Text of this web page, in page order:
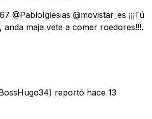
@PabloIglesias @movistar_es ¡¡¡Tú
anda maja vete a comer roedores!!!.
reportó hace 13